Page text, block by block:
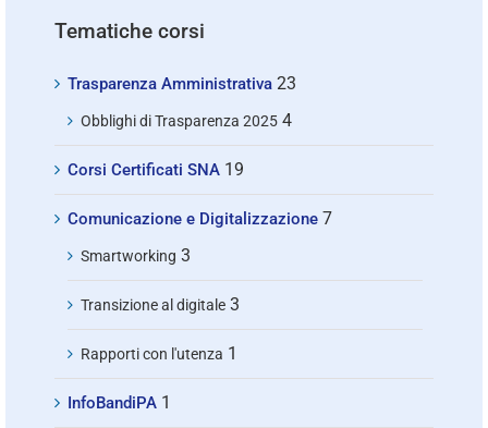
Tematiche corsi
Trasparenza Amministrativa 23
Obblighi di Trasparenza 2025 4
Corsi Certificati SNA 19
Comunicazione e Digitalizzazione 7
Smartworking 3
Transizione al digitale 3
Rapporti con l'utenza 1
InfoBandiPA 1